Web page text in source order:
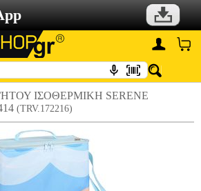
ΙΣΟΘΕΡΜΙΚΗ SERENE
(TRV.172216)